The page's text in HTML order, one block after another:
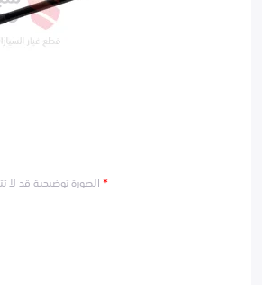
*الصورة توضيحية قد لا